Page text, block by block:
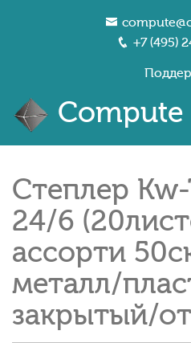
+7 (495)
Compute
Степлер
24/6
ассорти
металл/
закрытый/